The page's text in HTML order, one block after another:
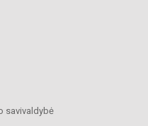
savivaldybė